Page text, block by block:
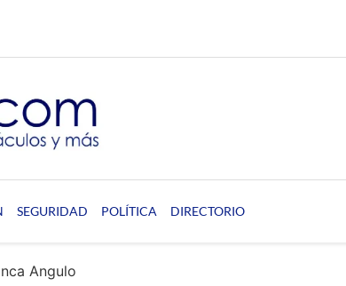
SEGURIDAD POLÍTICA DIRECTORIO
Angulo